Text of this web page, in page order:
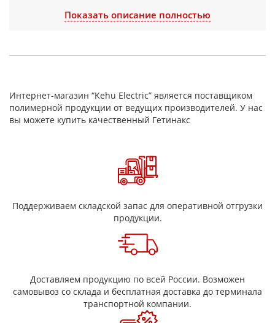
отделка лифтов или транспорта, гидроизоляционных
компонентов. Из него производят разные виды панелей,
прокладки, зажимы, цилиндры, шайбы и многие другие
Основные характеристики листов
Удельное объёмное электрическое сопротивление (до
Тангенс угла диэлектрических потерь при частоте 50
Пробивное напряжение параллельно слоям для
не менее 3.5 мм, не менее кВ
Электрическая прочность перпендикулярно слоям, не
Показать описание полностью
Интернет-магазин “Kehu Electric” является поставщиком
полимерной продукции от ведущих производителей. У нас
вы можете купить качественный Гетинакс
Поддерживаем складской запас для оперативной отгрузки
продукции.
Доставляем продукцию по всей России. Возможен
самовывоз со склада и бесплатная доставка до терминала
транспортной компании.